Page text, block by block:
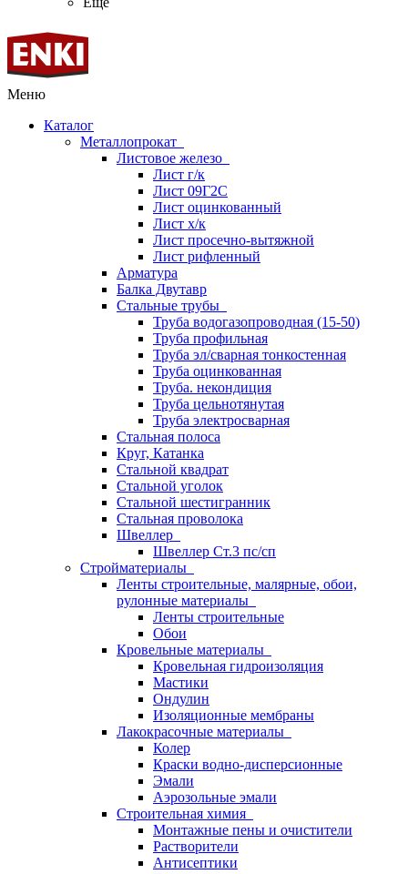
Меню
Каталог
Металлопрокат
Листовое железо
Лист г/к
Лист 09Г2С
Лист оцинкованный
Лист х/к
Лист просечно-вытяжной
Лист рифленный
Арматура
Балка Двутавр
Стальные трубы
Труба водогазопроводная (15-50)
Труба профильная
Труба эл/сварная тонкостенная
Труба оцинкованная
Труба. некондиция
Труба цельнотянутая
Труба электросварная
Стальная полоса
Круг, Катанка
Стальной квадрат
Стальной уголок
Стальной шестигранник
Стальная проволока
Швеллер
Швеллер Ст.3 пс/сп
Стройматериалы
Ленты строительные, малярные, обои,
рулонные материалы
Ленты строительные
Обои
Кровельные материалы
Кровельная гидроизоляция
Мастики
Ондулин
Изоляционные мембраны
Лакокрасочные материалы
Колер
Краски водно-дисперсионные
Эмали
Аэрозольные эмали
Строительная химия
Монтажные пены и очистители
Растворители
Антисептики